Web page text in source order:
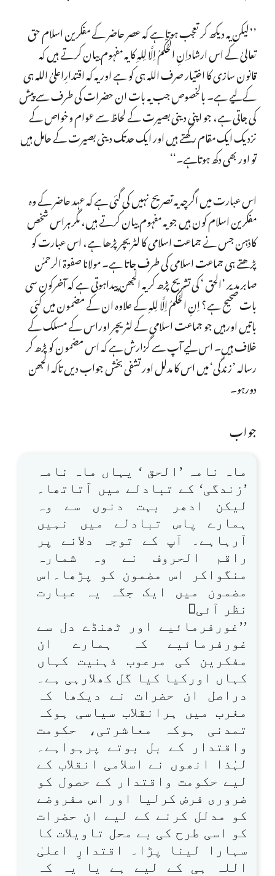
’’لیکن یہ دیکھ کر تعجب ہوتا ہے کہ عصر حاضر کے مفکرین اسلام حق
تعالیٰ کے اس ارشاداِنِ الْحُکْمُ اِلَّا لِلہِ کا یہ مفہوم بیان کرتے ہیں کہ
قانون سازی کا اختیار صرف اللہ ہی کو ہے اور یہ کہ اقتدارِاعلیٰ اللہ ہی
کےلیے ہے۔ بالخصوص جب یہ بات ان حضرات کی طرف سے پیش
کی جاتی ہے، جو اپنی دینی بصیرت کے لحاظ سے عوام وخواص کے
نزدیک ایک مقام رکھتے ہیں اور ایک حدتک دینی بصیرت کے حامل ہیں
تو اور بھی دکھ ہوتاہے۔‘‘
اس عبارت میں اگرچہ یہ تصریح نہیں کی گئی ہے کہ عہد حاضر کے وہ
مفکرین اسلام کون ہیں جو یہ مفہوم بیان کرتے ہیں، مگر ہراس شخص
کاذہن جس نے جماعت اسلامی کا لٹریچر پڑھا ہے، اس عبارت کو
پڑھتے ہی جماعت اسلامی کی طرف جاتا ہے۔ مولانا صفوۃ الرحمٰن
صابر مدیر ’الحق ‘ کی تشریح پڑھ کر یہ الجھن پیداہوتی ہے کہ آخرکون سی
بات صحیح ہے؟ اِنِ الْحُکْمُ اِلَّا لِلہِ کے علاوہ ان کے مضمون میں کئی
باتیں اورہیں جو جماعت اسلامی کے لٹریچر اوراس کے مسلک کے
خلاف ہیں۔ اس لیے آپ سے گزارش ہے کہ اس مضمون کو پڑھ کر
رسالہ ’زندگی‘ میں اس کا مدلل اور تشفی بخش جواب دیں تاکہ الجھن
دورہو۔
جواب
ماہ نامہ ’الحق ‘ یہاں ماہ نامہ
’زندگی‘ کے تبادلے میں آتاتھا۔
لیکن ادھر بہت دنوں سے وہ
ہمارے پاس تبادلے میں نہیں
آرہاہے۔ آپ کے توجہ دلانے پر
راقم الحروف نے وہ شمارہ
منگواکر اس مضمون کو پڑھا۔اس
مضمون میں ایک جگہ یہ عبارت
نظر آئی
’’غورفرمائیے اور ٹھنڈے دل سے
غورفرمائیے کہ ہمارے ان
مفکرین کی مرعوب ذہنیت کہاں
کہاں اورکیا کیا گل کھلارہی ہے۔
دراصل ان حضرات نے دیکھا کہ
مغرب میں ہرانقلاب سیاسی ہوکہ
تمدنی ہوکہ معاشرتی، حکومت
واقتدار کے بل بوتے پرہواہے۔
لہٰذا انھوں نے اسلامی انقلاب کے
لیے حکومت واقتدار کے حصول کو
ضروری فرض کرلیا اور اس مفروضے
کو مدلل کرنے کے لیے ان حضرات
کو اسی طرح کی بے محل تاویلات کا
سہارا لینا پڑا۔ اقتدارِ اعلیٰ
اللہ ہی کے لیے ہے یا یہ کہ